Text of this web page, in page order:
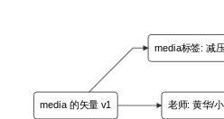
media 的矢量 v1
media标签: 减
老师: 黄华/